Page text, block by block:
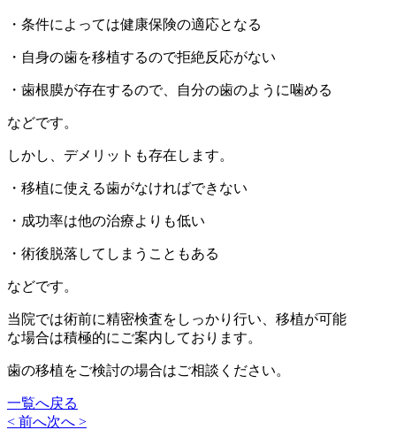
・条件によっては健康保険の適応となる
・自身の歯を移植するので拒絶反応がない
・歯根膜が存在するので、自分の歯のように噛める
などです。
しかし、デメリットも存在します。
・移植に使える歯がなければできない
・成功率は他の治療よりも低い
・術後脱落してしまうこともある
などです。
当院では術前に精密検査をしっかり行い、移植が可能
な場合は積極的にご案内しております。
歯の移植をご検討の場合はご相談ください。
一覧へ戻る
< 前へ次へ >